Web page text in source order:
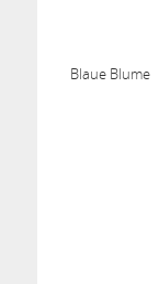
Blaue Blume